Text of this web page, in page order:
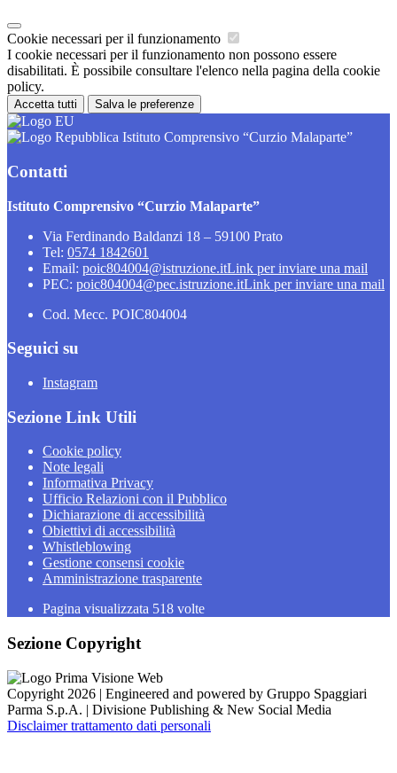
Cookie necessari per il funzionamento
I cookie necessari per il funzionamento non possono essere
disabilitati. È possibile consultare l'elenco nella pagina della cookie
policy.
Accetta tutti Salva le preferenze
Istituto Comprensivo “Curzio Malaparte”
Contatti
Istituto Comprensivo “Curzio Malaparte”
Via Ferdinando Baldanzi 18 – 59100 Prato
Tel: 0574 1842601
Email: poic804004@istruzione.itLink per inviare una mail
PEC: poic804004@pec.istruzione.itLink per inviare una mail
Cod. Mecc. POIC804004
Seguici su
Instagram
Sezione Link Utili
Cookie policy
Note legali
Informativa Privacy
Ufficio Relazioni con il Pubblico
Dichiarazione di accessibilità
Obiettivi di accessibilità
Whistleblowing
Gestione consensi cookie
Amministrazione trasparente
Pagina visualizzata 518 volte
Sezione Copyright
Copyright 2026 | Engineered and powered by Gruppo Spaggiari
Parma S.p.A. | Divisione Publishing & New Social Media
Disclaimer trattamento dati personali